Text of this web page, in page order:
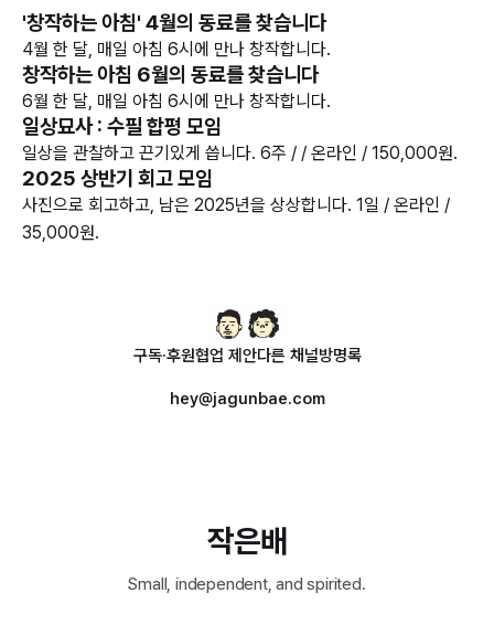
'창작하는 아침' 4월의 동료를 찾습니다
4월 한 달, 매일 아침 6시에 만나 창작합니다.
창작하는 아침 6월의 동료를 찾습니다
6월 한 달, 매일 아침 6시에 만나 창작합니다.
일상묘사 : 수필 합평 모임
일상을 관찰하고 끈기있게 씁니다. 6주 / / 온라인 / 150,000원.
2025 상반기 회고 모임
사진으로 회고하고, 남은 2025년을 상상합니다. 1일 / 온라인 /
35,000원.
구독·후원협업 제안다른 채널방명록
hey@jagunbae.com
작은배
Small, independent, and spirited.